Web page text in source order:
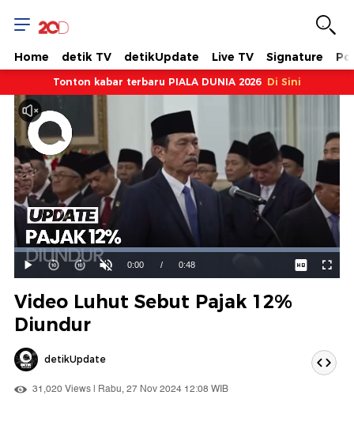
Home detik TV detikUpdate Live TV Signature
Tonton kabar terbaru PIALA DUNIA 2026 Di Sini
Mainkan
Suara
Hidup
Waktu
0:00 / Durasi
0:48
Dimuat:
100.00%
Video Luhut Sebut Pajak 12%
Diundur
detikUpdate
31,020 Views | Rabu, 27 Nov 2024 12:08 WIB